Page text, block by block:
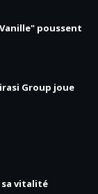
poussent
Group joue
sa vitalité